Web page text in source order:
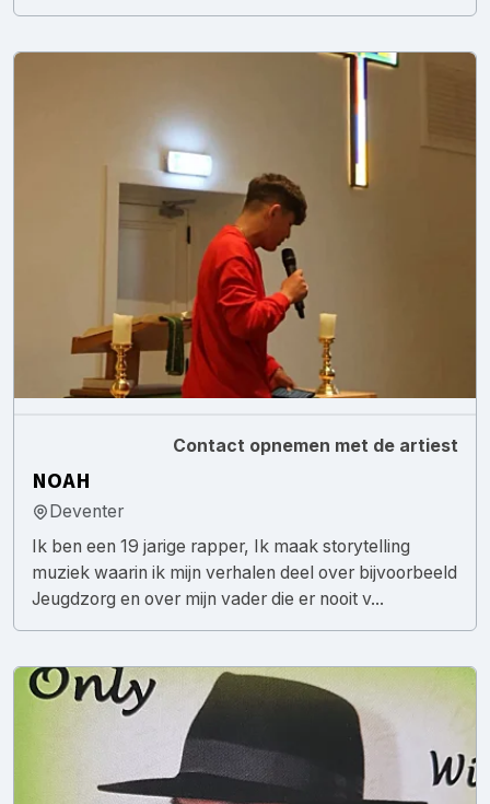
Contact opnemen met de artiest
NOAH
Deventer
Ik ben een 19 jarige rapper, Ik maak storytelling
muziek waarin ik mijn verhalen deel over bijvoorbeeld
Jeugdzorg en over mijn vader die er nooit v...